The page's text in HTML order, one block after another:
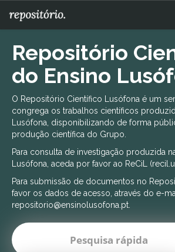
navigation
Repositório
do Ensino
O Repositório Científico Lusófona é um
congrega os trabalhos científicos
Lusófona, disponibilizando de forma
produção científica do Grupo.
Para consulta de investigação produzida
Lusófona, aceda por favor ao ReCiL
Para submissão de documentos no
favor os dados de acesso, através do e-
repositorio@ensinolusofona.pt.